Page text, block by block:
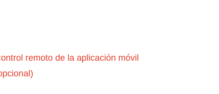
remoto de la aplicación móvil